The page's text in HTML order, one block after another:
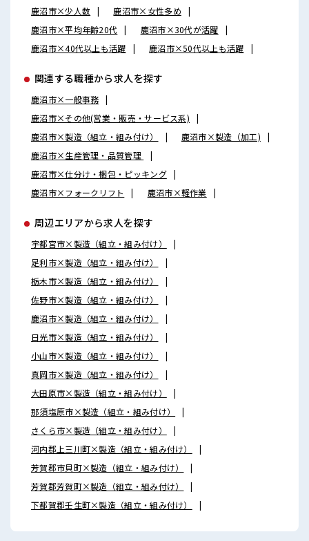
鹿沼市×少人数
鹿沼市×女性多め
鹿沼市×平均年齢20代
鹿沼市×30代が活躍
鹿沼市×40代以上も活躍
鹿沼市×50代以上も活躍
関連する職種から求人を探す
鹿沼市×一般事務
鹿沼市×その他(営業・販売・サービス系)
鹿沼市×製造（組立・組み付け）
鹿沼市×製造（加工)
鹿沼市×生産管理・品質管理
鹿沼市×仕分け・梱包・ピッキング
鹿沼市×フォークリフト
鹿沼市×軽作業
周辺エリアから求人を探す
宇都宮市×製造（組立・組み付け）
足利市×製造（組立・組み付け）
栃木市×製造（組立・組み付け）
佐野市×製造（組立・組み付け）
鹿沼市×製造（組立・組み付け）
日光市×製造（組立・組み付け）
小山市×製造（組立・組み付け）
真岡市×製造（組立・組み付け）
大田原市×製造（組立・組み付け）
那須塩原市×製造（組立・組み付け）
さくら市×製造（組立・組み付け）
河内郡上三川町×製造（組立・組み付け）
芳賀郡市貝町×製造（組立・組み付け）
芳賀郡芳賀町×製造（組立・組み付け）
下都賀郡壬生町×製造（組立・組み付け）